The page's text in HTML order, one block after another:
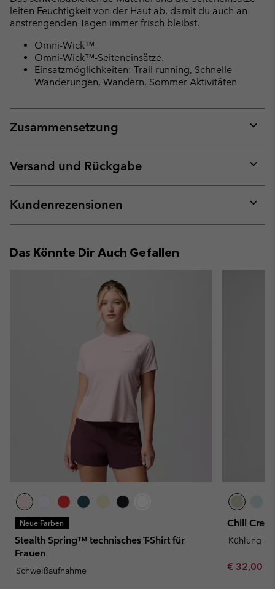
leiten Feuchtigkeit von der Haut ab, damit du auch an
anstrengenden Tagen immer frisch bleibst.
Omni-Wick™
Omni-Wick™-Seiteneinsätze.
Einsatzmöglichkeiten: Trail running, Schnelle
Wanderungen, Wandern, Sommer Aktivitäten
Zusammensetzung
or
Versand und Rückgabe
or
Kundenrezensionen
or
Das Könnte Dir Auch Gefallen
Neue Farben
Stealth Spring™ technisches T-Shirt für
Frauen
Schweißaufnahme
Chill
Kühlung
Minimum
€ 32,00